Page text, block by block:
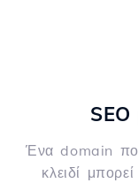
SEO
Ένα domain που
κλειδί